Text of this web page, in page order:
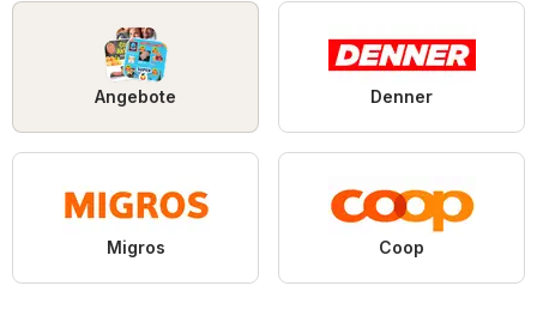
Angebote Denner
Migros Coop